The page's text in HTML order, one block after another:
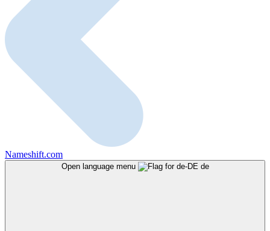
Nameshift.com
Open language menu de